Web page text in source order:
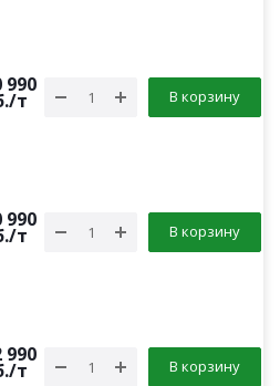
990
/т В корзину
990
/т В корзину
990
/т В корзину